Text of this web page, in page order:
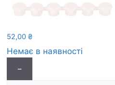
52,00₴
Немає в наявності
−